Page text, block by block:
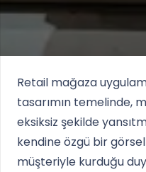
Retail mağaza
tasarımın temelinde,
eksiksiz şekilde
kendine özgü bir
müşteriyle kurduğu